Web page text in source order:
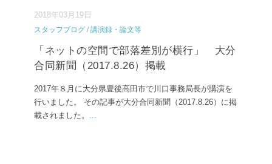
2018年03月19日
スタッフブログ / 講演録・論文等
「ネットの空間で部落差別が横行」 大分
合同新聞（2017.8.26）掲載
2017年８月に大分県豊後高田市で川口事務局長が講演を
行いました。 その記事が大分合同新聞（2017.8.26）に掲
載されました。